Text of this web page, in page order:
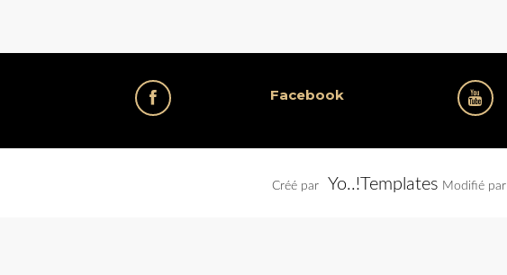
Facebook
Créé par Yo..!Templates Modifié par